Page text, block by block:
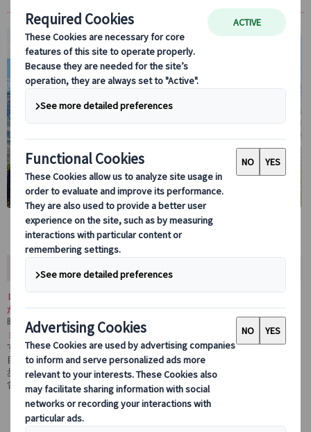
おすすめポイント
ローマから日帰りで自然豊かなイタリアの田舎へ行ってみません
か。
時間がゆったり流れる天空の村「チヴィタ・ディ・バニョレージ
ョ」と世界一美しい丘の町「オルヴィエート」
を専用車で訪れま
す。
自然に囲まれ人も朗らかで優しいイタリアの田舎で、のんびりお散
歩したり美味しいごはんを食べてみたり、日本語アシスタントが田
舎旅の楽しみ方をしっかりサポートします。
一度は訪れてほしい！時間がゆったり流れる